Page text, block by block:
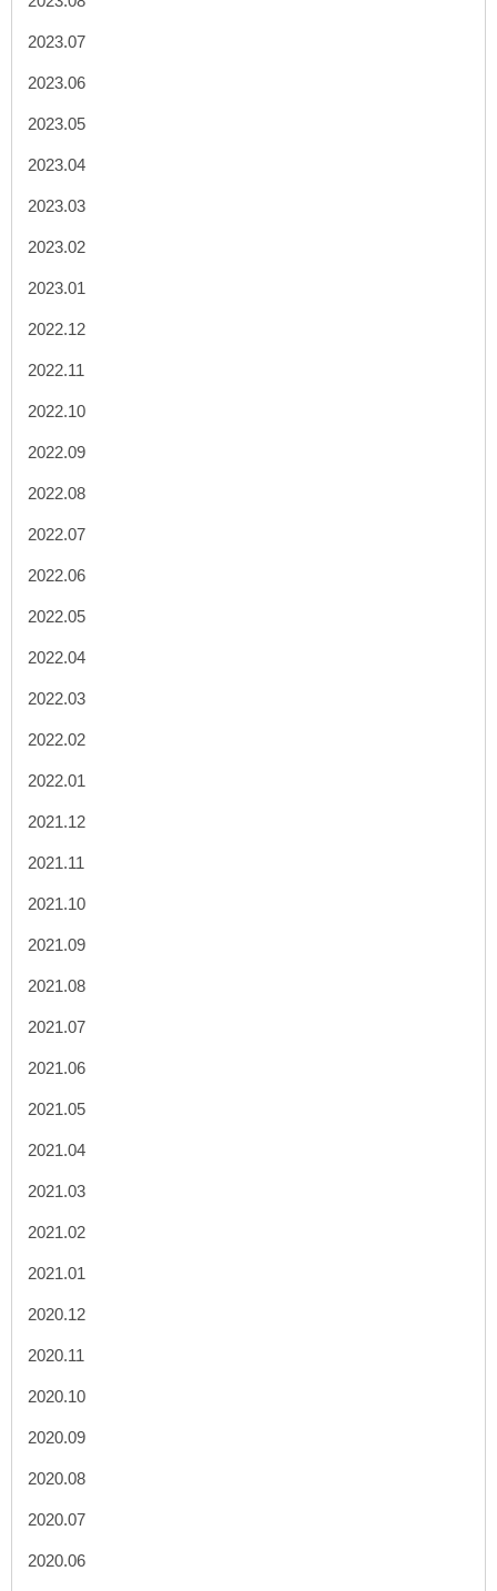
2023.07
2023.06
2023.05
2023.04
2023.03
2023.02
2023.01
2022.12
2022.11
2022.10
2022.09
2022.08
2022.07
2022.06
2022.05
2022.04
2022.03
2022.02
2022.01
2021.12
2021.11
2021.10
2021.09
2021.08
2021.07
2021.06
2021.05
2021.04
2021.03
2021.02
2021.01
2020.12
2020.11
2020.10
2020.09
2020.08
2020.07
2020.06